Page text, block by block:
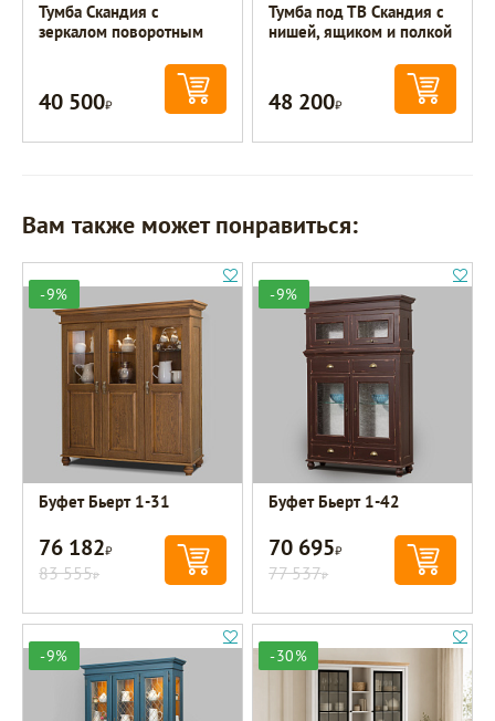
Тумба Скандия с
зеркалом поворотным
40 500Р
Тумба под ТВ Скандия с
нишей, ящиком и полкой
48 200Р
Вам также может понравиться:
-9%
Буфет Бьерт 1-31
76 182Р
83 555Р
-9%
Буфет Бьерт 1-42
70 695Р
77 537Р
-9% -30%